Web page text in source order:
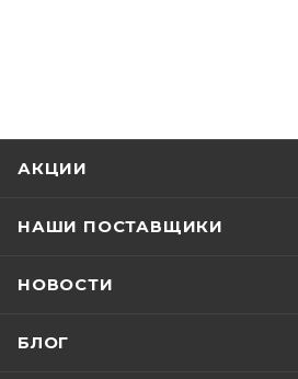
АКЦИИ
НАШИ ПОСТАВЩИКИ
НОВОСТИ
БЛОГ